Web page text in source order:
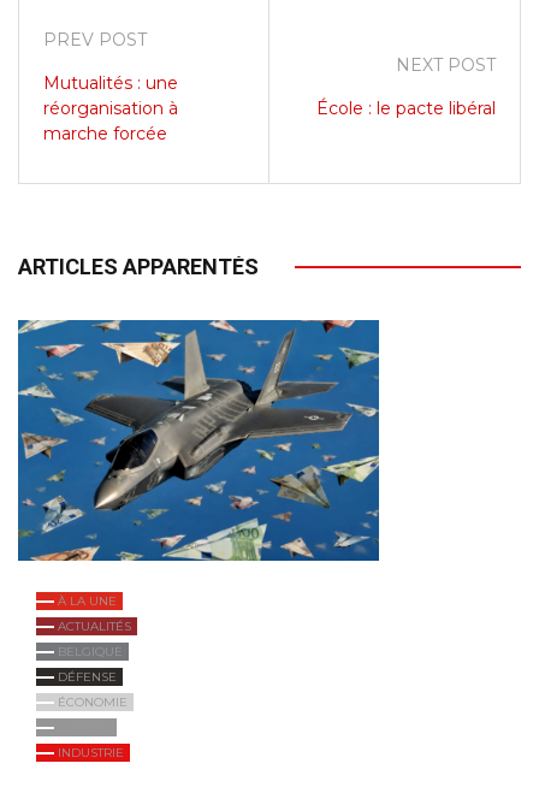
PREV POST
Mutualités : une
réorganisation à
marche forcée
NEXT POST
École : le pacte libéral
ARTICLES APPARENTÉS
À LA UNE
ACTUALITÉS
BELGIQUE
DÉFENSE
ÉCONOMIE
INDUSTRIE